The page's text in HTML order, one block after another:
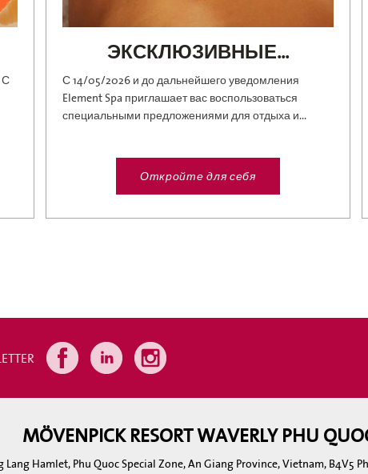
С
ЭКСКЛЮЗИВНЫЕ...
С 14/05/2026 и до дальнейшего уведомления
Element Spa приглашает вас воспользоваться
специальными предложениями для отдыха и...
Откройте для себя
MÖVENPICK RESORT WAVERLY PHU
Lang Hamlet, Phu Quoc Special Zone, An Giang Province, Vietnam, B4V5